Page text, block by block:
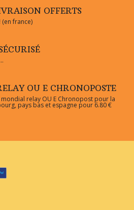
OFFERTS
(en france)
OU E CHRONOPOSTE
relay OU E Chronopost pour la
pays bas et espagne pour 6.80 €